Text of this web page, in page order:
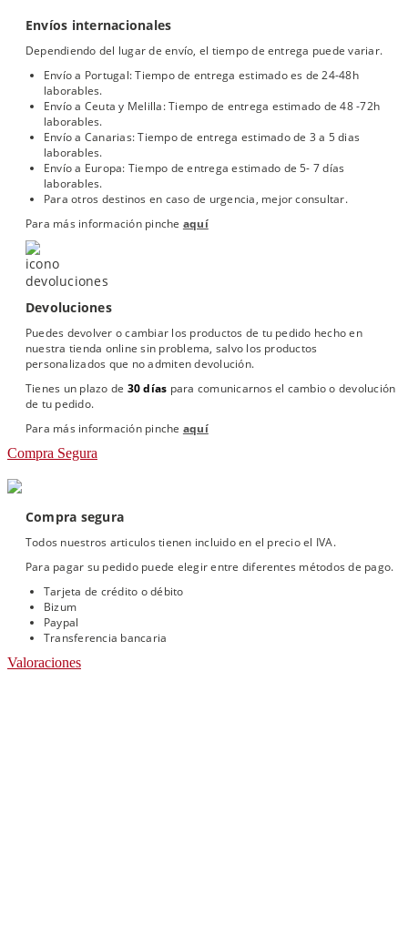
Envíos internacionales
Dependiendo del lugar de envío, el tiempo de entrega puede variar.
Envío a Portugal: Tiempo de entrega estimado es de 24-48h
laborables.
Envío a Ceuta y Melilla: Tiempo de entrega estimado de 48 -72h
laborables.
Envío a Canarias: Tiempo de entrega estimado de 3 a 5 dias
laborables.
Envío a Europa: Tiempo de entrega estimado de 5- 7 días
laborables.
Para otros destinos en caso de urgencia, mejor consultar.
Para más información pinche aquí
Devoluciones
Puedes devolver o cambiar los productos de tu pedido hecho en
nuestra tienda online sin problema, salvo los productos
personalizados que no admiten devolución.
Tienes un plazo de 30 días para comunicarnos el cambio o devolución
de tu pedido.
Para más información pinche aquí
Compra Segura
Compra segura
Todos nuestros articulos tienen incluido en el precio el IVA.
Para pagar su pedido puede elegir entre diferentes métodos de pago.
Tarjeta de crédito o débito
Bizum
Paypal
Transferencia bancaria
Valoraciones